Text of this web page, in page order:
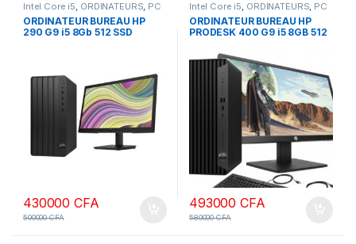
Intel Core i5, ORDINATEURS, PC
Bureau
ORDINATEUR BUREAU HP
290 G9 i5 8Gb 512 SSD
430000CFA
500000CFA
Intel Core i5, ORDINATEURS, PC
Bureau
ORDINATEUR BUREAU HP
PRODESK 400 G9 i5 8GB 512
VGA FHD 12TH GEN
493000CFA
580000CFA